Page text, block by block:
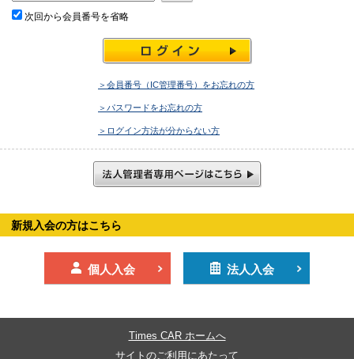
次回から会員番号を省略
＞会員番号（IC管理番号）をお忘れの方
＞パスワードをお忘れの方
＞ログイン方法が分からない方
新規入会の方はこちら
個人入会 法人入会
Times CAR ホームへ
サイトのご利用にあたって